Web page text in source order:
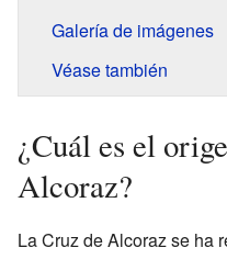
Galería de imágenes
Véase también
¿Cuál es el
Alcoraz?
La Cruz de Alcoraz se ha